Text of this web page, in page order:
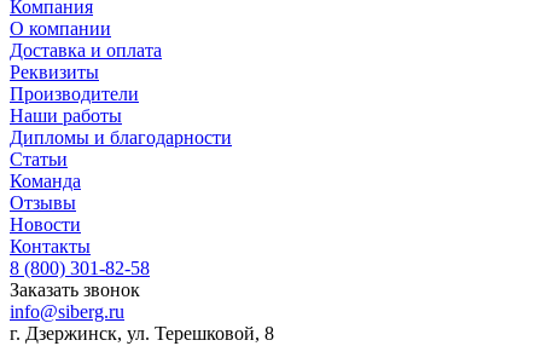
Компания
О компании
Доставка и оплата
Реквизиты
Производители
Наши работы
Дипломы и благодарности
Статьи
Команда
Отзывы
Новости
Контакты
8 (800) 301-82-58
Заказать звонок
info@siberg.ru
г. Дзержинск, ул. Терешковой, 8